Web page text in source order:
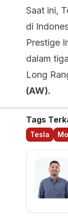
Saat ini,
di
Prestige
dalam
Long
(AW).
Tags
Tesla